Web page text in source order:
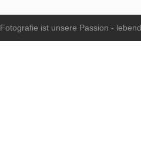
Fotografie ist unsere Passion -